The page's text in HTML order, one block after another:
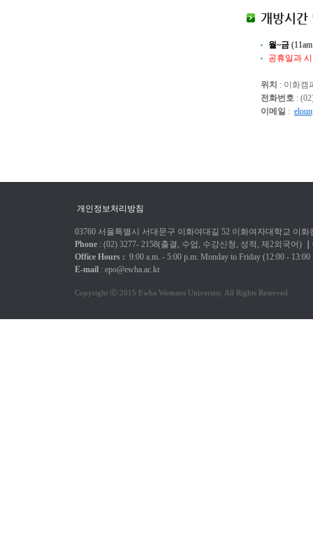
개방시간
월~금
공휴일과
위치 : 이화캠
전화번호 :
이메일 :
개인정보처리방침
03760 서울특별시 서대문구 이화여대길 52 이화여자대학교 이
Phone : (02) 3277- 2158(출결, 수업, 수강신청, 성적, 제2외국어)
Office Hours : 9:00 a.m. - 5:00 p.m. Monday to Friday (12:00 - 13:00
E-mail : epo@ewha.ac.kr
Copyright ⓒ 2015 Ewha Womans University. All Rights Reserved.